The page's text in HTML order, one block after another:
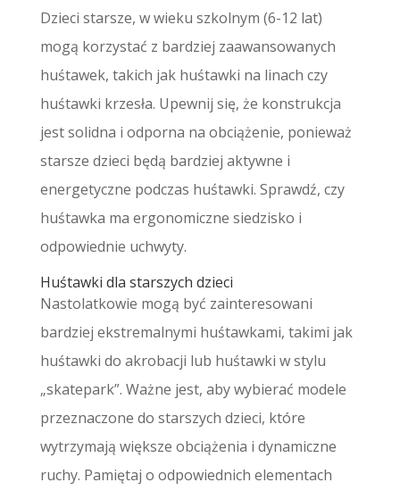
Dzieci starsze, w wieku szkolnym (6-12 lat)
mogą korzystać z bardziej zaawansowanych
huśtawek, takich jak huśtawki na linach czy
huśtawki krzesła. Upewnij się, że konstrukcja
jest solidna i odporna na obciążenie, ponieważ
starsze dzieci będą bardziej aktywne i
energetyczne podczas huśtawki. Sprawdź, czy
huśtawka ma ergonomiczne siedzisko i
odpowiednie uchwyty.
Huśtawki dla starszych dzieci
Nastolatkowie mogą być zainteresowani
bardziej ekstremalnymi huśtawkami, takimi jak
huśtawki do akrobacji lub huśtawki w stylu
„skatepark”. Ważne jest, aby wybierać modele
przeznaczone do starszych dzieci, które
wytrzymają większe obciążenia i dynamiczne
ruchy. Pamiętaj o odpowiednich elementach